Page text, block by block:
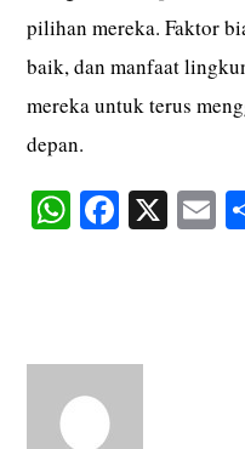
pilihan mereka. Faktor
baik, dan manfaat
mereka untuk terus
depan.
W
pp
Fa X E